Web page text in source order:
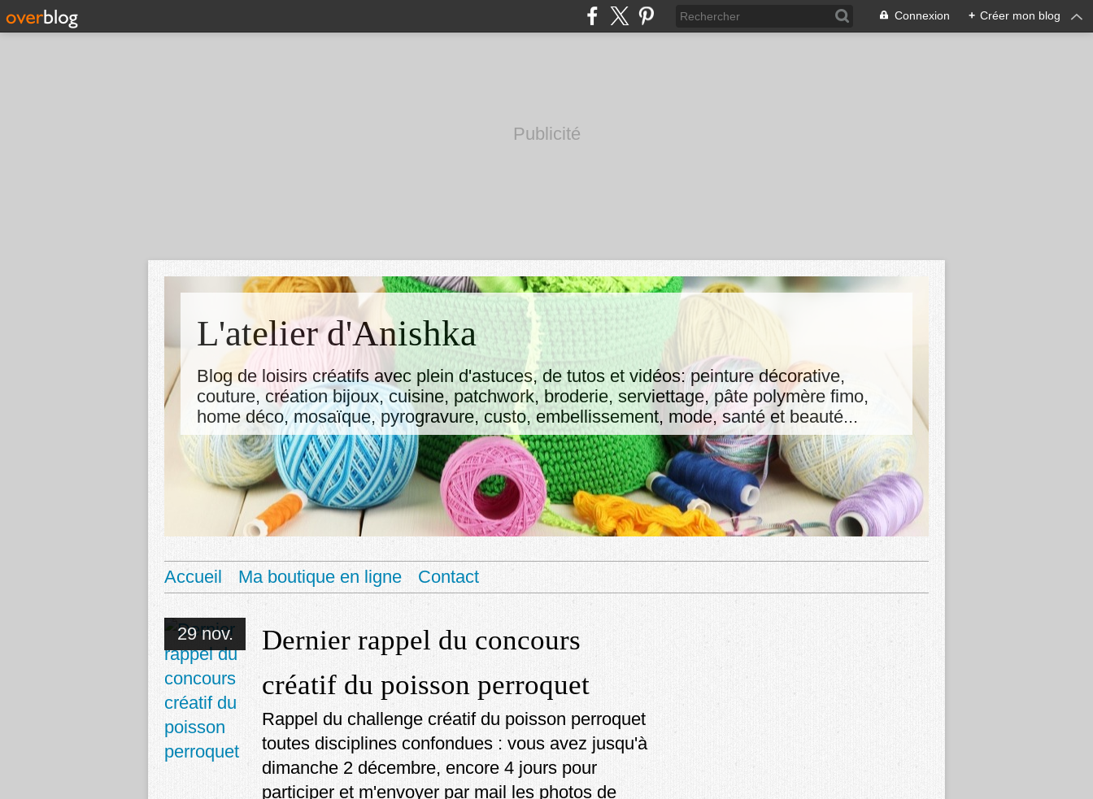
Connexion + Créer mon blog
Publicité
L'atelier d'Anishka
Blog de loisirs créatifs avec plein d'astuces, de tutos et vidéos: peinture décorative,
couture, création bijoux, cuisine, patchwork, broderie, serviettage, pâte polymère fimo,
home déco, mosaïque, pyrogravure, custo, embellissement, mode, santé et beauté...
Accueil Ma boutique en ligne Contact
29 nov.
Dernier rappel du concours
créatif du poisson perroquet
Rappel du challenge créatif du poisson perroquet
toutes disciplines confondues : vous avez jusqu'à
dimanche 2 décembre, encore 4 jours pour
participer et m'envoyer par mail les photos de